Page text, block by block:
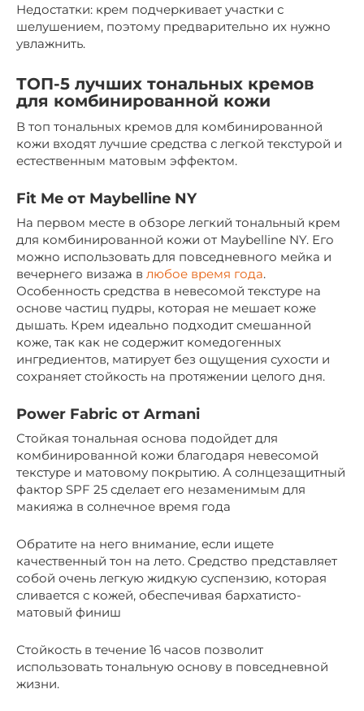
Недостатки: крем подчеркивает участки с
шелушением, поэтому предварительно их нужно
увлажнить.
ТОП-5 лучших тональных кремов
для комбинированной кожи
В топ тональных кремов для комбинированной
кожи входят лучшие средства с легкой текстурой и
естественным матовым эффектом.
Fit Me от Maybelline NY
На первом месте в обзоре легкий тональный крем
для комбинированной кожи от Maybelline NY. Его
можно использовать для повседневного мейка и
вечернего визажа в любое время года.
Особенность средства в невесомой текстуре на
основе частиц пудры, которая не мешает коже
дышать. Крем идеально подходит смешанной
коже, так как не содержит комедогенных
ингредиентов, матирует без ощущения сухости и
сохраняет стойкость на протяжении целого дня.
Power Fabric от Armani
Стойкая тональная основа подойдет для
комбинированной кожи благодаря невесомой
текстуре и матовому покрытию. А солнцезащитный
фактор SPF 25 сделает его незаменимым для
макияжа в солнечное время года
Обратите на него внимание, если ищете
качественный тон на лето. Средство представляет
собой очень легкую жидкую суспензию, которая
сливается с кожей, обеспечивая бархатисто-
матовый финиш
Стойкость в течение 16 часов позволит
использовать тональную основу в повседневной
жизни.